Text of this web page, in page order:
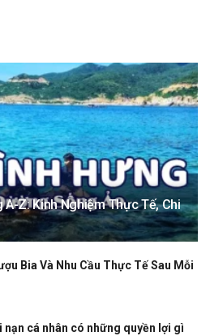
Z: Kinh Nghiệm Thực Tế, Chi
Bia Và Nhu Cầu Thực Tế Sau Mỗi
nạn cá nhân có những quyền lợi gì